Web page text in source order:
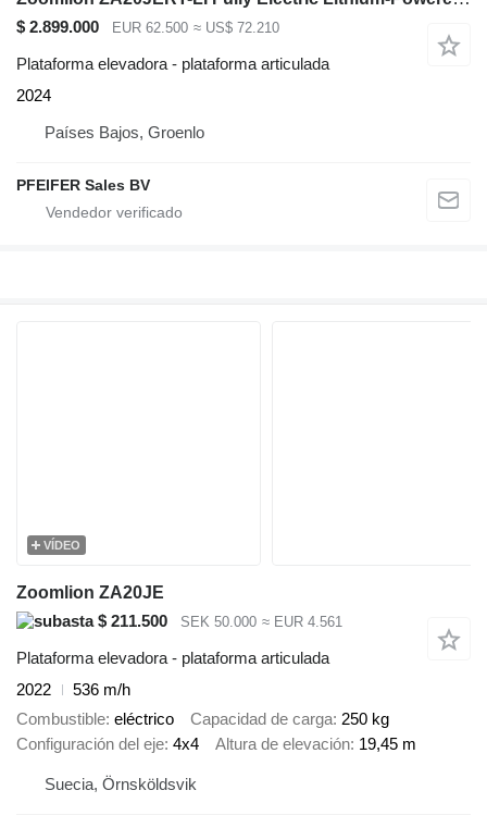
$ 2.899.000 EUR 62.500 ≈ US$ 72.210
Plataforma elevadora - plataforma articulada
2024
Países Bajos, Groenlo
PFEIFER Sales BV
VÍDEO
Zoomlion ZA20JE
$ 211.500
SEK 50.000 ≈ EUR 4.561
Plataforma elevadora - plataforma articulada
2022
536 m/h
Combustible eléctrico Capacidad de carga 250 kg
Configuración del eje 4x4 Altura de elevación 19,45 m
Suecia, Örnsköldsvik